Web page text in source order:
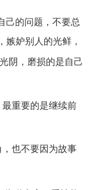
己的问题，不要总
妒别人的光鲜，
阴，磨损的是自己
重要的是继续前
也不要因为故事